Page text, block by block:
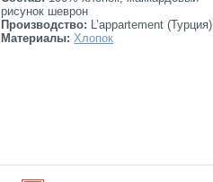
рисунок шеврон
Производство: L’appartement (Турция)
Материалы: Хлопок